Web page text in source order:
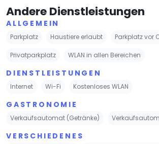
Andere Dienstleistungen
ALLGEMEIN
Parkplatz Haustiere erlaubt Parkplatz vor
Privatparkplatz WLAN in allen Bereichen
DIENSTLEISTUNGEN
Internet Wi-Fi Kostenloses WLAN
GASTRONOMIE
Verkaufsautomat (Getränke)
VERSCHIEDENES